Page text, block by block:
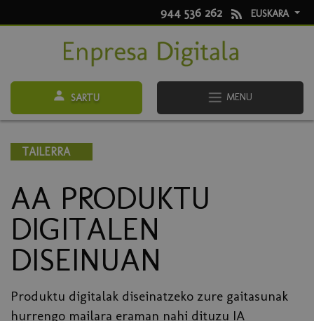
944 536 262 EUSKARA
SARTU MENU
TAILERRA
AA PRODUKTU
DIGITALEN
DISEINUAN
Produktu digitalak diseinatzeko zure gaitasunak
hurrengo mailara eraman nahi dituzu IA